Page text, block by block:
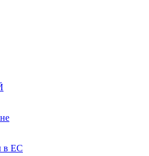
в ЕС